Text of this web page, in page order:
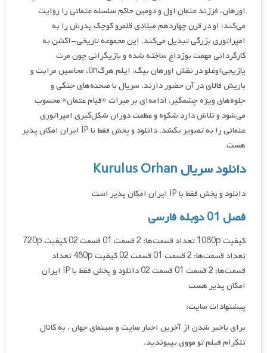
اورهان، فرزند عثمان اول و دومین حاکم سلسله عثمانی را روایت
می‌کند؛ او در قرن چهاردهم میلادی قلمرو کوچک پدرش را به
امپراتوری بزرگی تبدیل می‌کند. این مجموعه تاریخی-اکشن به
کارگردانی مهمت بوزداغ ساخته شده و بازیگرانی چون مرت
یازیجی‌اوغلو در نقش اورهان بیگ، ایلم هرگün، محاسین مرابت و
باریش فالای در آن حضور دارند. سریال با صحنه‌های جنگی و
جلوه‌های ویژه چشمگیر، ادامه‌ای بر میراث «قیام عثمان» محسوب
می‌شود و تلاش دارد شکوه و عظمت دوران شکل‌گیری امپراتوری
عثمانی را به تصویر بکشد. دانلود و پخش فقط با IP ایران امکان پذیر
هست
دانلود سریال Kurulus Orhan
دانلود و پخش فقط با IP ایران امکان پذیر است
فصل 01 دوبله فارسی
کیفیت 1080p تعداد قسمت‌ها: 2 قسمت 01 قسمت 02 کیفیت 720p
تعداد قسمت‌ها: 2 قسمت 01 قسمت 02 کیفیت 480p تعداد
قسمت‌ها: 2 قسمت 01 قسمت 02 دانلود و پخش فقط با IP ایران
امکان پذیر هست
پیشنهادات سایت:
برای باخبر شدن از آخرین اخبار سایت و سینمای جهان ، به کانال
تلگرام فیلم تو مووی بپیوندید.